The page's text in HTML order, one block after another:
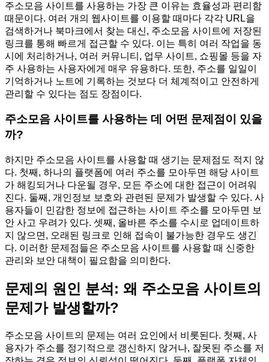
주소모음 사이트를 사용하는 가장 큰 이유는 효율성과 편리함
때문이다. 여러 개의 웹사이트를 이용할 때마다 각각 URL을
검색하거나 북마크에서 찾는 대신, 주소모음 사이트에 저장된
링크를 통해 빠르게 접근할 수 있다. 이는 특히 여러 작업을 동
시에 처리하거나, 여러 커뮤니티, 업무 사이트, 쇼핑몰 등을 자
주 사용하는 사용자에게 매우 유용하다. 또한, 주소를 일일이
기억하거나 노트에 기록하는 것보다 더 체계적이고 안전하게
관리할 수 있다는 점도 장점이다.
주소모음 사이트를 사용하는 데 어떤 문제점이 있을
까?
하지만 주소모음 사이트를 사용할 때 생기는 문제점도 적지 않
다. 첫째, 하나의 플랫폼에 여러 주소를 모아두면 해당 사이트
가 해킹되거나 다운될 경우, 모든 주소에 대한 접근이 어려워
진다. 둘째, 개인정보 보호와 관련된 문제가 발생할 수 있다. 사
용자들이 민감한 정보에 접근하는 사이트 주소를 모아두면 보
안 사고 우려가 있다. 셋째, 올바른 주소를 수시로 업데이트하
지 않으면, 오래된 링크로 인해 접속이 불가능한 경우도 생긴
다. 이러한 문제점들은 주소모음 사이트를 사용할 때 신중한
관리와 보안 대책이 필요함을 의미한다.
문제의 원인 분석: 왜 주소모음 사이트의
문제가 발생할까?
주소모음 사이트의 문제는 여러 요인에서 비롯된다. 첫째, 사
용자가 주소를 정기적으로 갱신하지 않거나, 잘못된 주소를 저